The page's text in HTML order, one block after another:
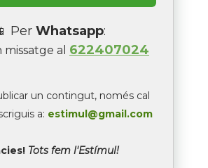
📱 Per Whatsapp:
al 622407024
un contingut, només cal
a: estimul@gmail.com
Tots fem l'Estímul!